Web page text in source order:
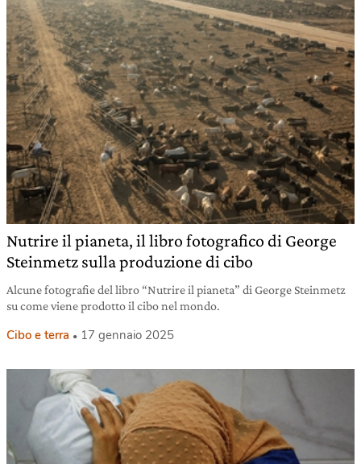
Nutrire il pianeta, il libro fotografico di George
Steinmetz sulla produzione di cibo
Alcune fotografie del libro “Nutrire il pianeta” di George Steinmetz
su come viene prodotto il cibo nel mondo.
Cibo e terra 17 gennaio 2025